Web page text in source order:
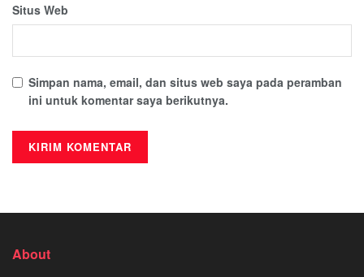
Situs Web
Simpan nama, email, dan situs web saya pada peramban
ini untuk komentar saya berikutnya.
About